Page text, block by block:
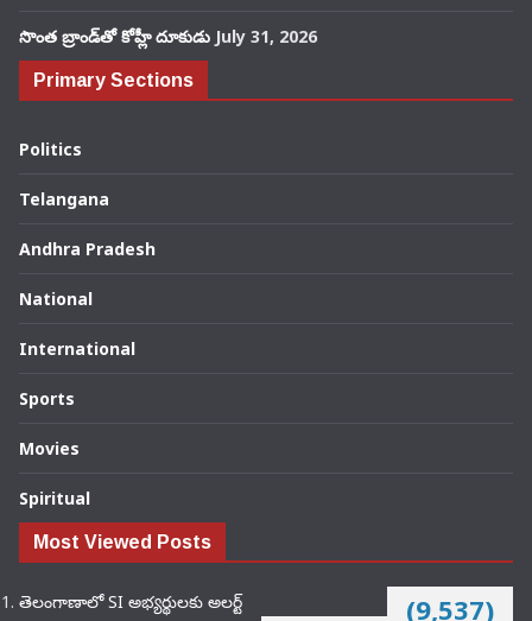
సొంత బ్రాండ్‌తో కోహ్లీ దూకుడు July 31, 2026
Primary Sections
Politics
Telangana
Andhra Pradesh
National
International
Sports
Movies
Spiritual
Most Viewed Posts
తెలంగాణాలో SI అభ్యర్థులకు అలర్ట్ (9,537)